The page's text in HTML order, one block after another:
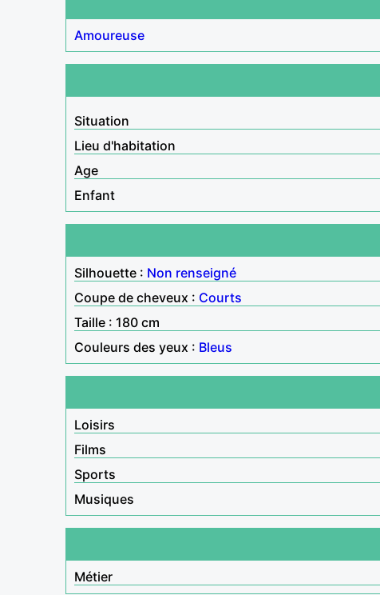
Amoureuse
Situation
Lieu d'habitation
Age
Enfant
Silhouette : Non renseigné
Coupe de cheveux : Courts
Taille : 180 cm
Couleurs des yeux : Bleus
Loisirs
Films
Sports
Musiques
Métier